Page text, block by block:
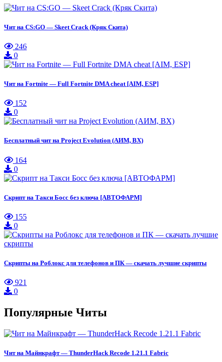
Чит на CS:GO — Skeet Crack (Кряк Скита)
246
0
Чит на Fortnite — Full Fortnite DMA cheat [AIM, ESP]
152
0
Бесплатный чит на Project Evolution (АИМ, ВХ)
164
0
Скрипт на Такси Босс без ключа [АВТОФАРМ]
155
0
Скрипты на Роблокс для телефонов и ПК — скачать лучшие скрипты
921
0
Популярные Читы
Чит на Майнкрафт — ThunderHack Recode 1.21.1 Fabric